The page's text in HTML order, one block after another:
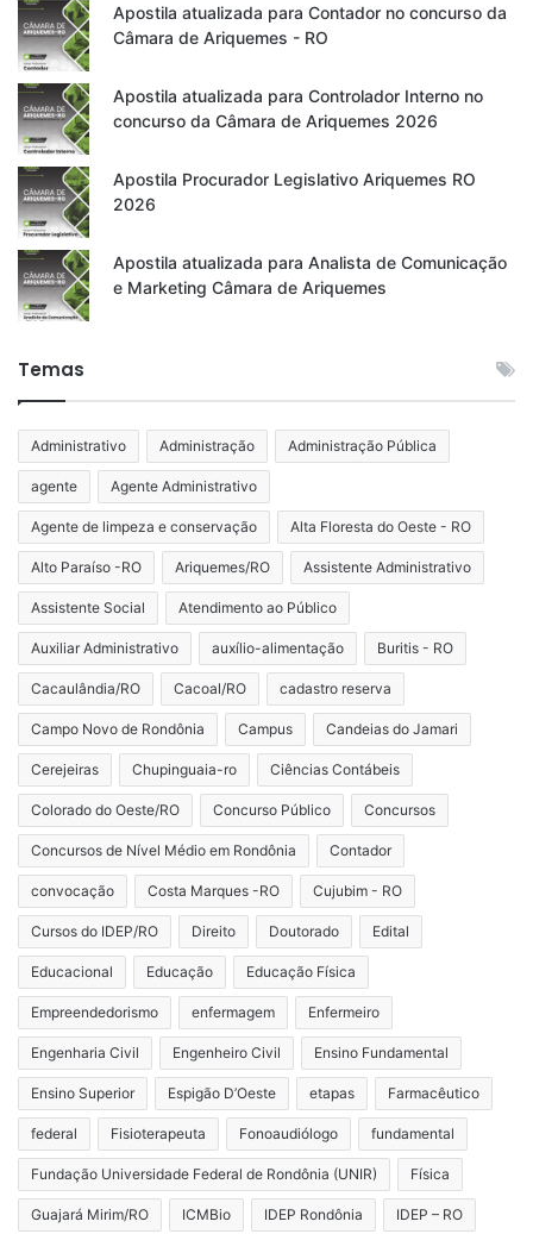
Apostila atualizada para Contador no concurso da
Câmara de Ariquemes - RO
Apostila atualizada para Controlador Interno no
concurso da Câmara de Ariquemes 2026
Apostila Procurador Legislativo Ariquemes RO
2026
Apostila atualizada para Analista de Comunicação
e Marketing Câmara de Ariquemes
Temas
Administrativo Administração Administração Pública
agente Agente Administrativo
Agente de limpeza e conservação Alta Floresta do Oeste - RO
Alto Paraíso -RO Ariquemes/RO Assistente Administrativo
Assistente Social Atendimento ao Público
Auxiliar Administrativo auxílio-alimentação Buritis - RO
Cacaulândia/RO Cacoal/RO cadastro reserva
Campo Novo de Rondônia Campus Candeias do Jamari
Cerejeiras Chupinguaia-ro Ciências Contábeis
Colorado do Oeste/RO Concurso Público Concursos
Concursos de Nível Médio em Rondônia Contador
convocação Costa Marques -RO Cujubim - RO
Cursos do IDEP/RO Direito Doutorado Edital
Educacional Educação Educação Física
Empreendedorismo enfermagem Enfermeiro
Engenharia Civil Engenheiro Civil Ensino Fundamental
Ensino Superior Espigão D’Oeste etapas Farmacêutico
federal Fisioterapeuta Fonoaudiólogo fundamental
Fundação Universidade Federal de Rondônia (UNIR) Física
Guajará Mirim/RO ICMBio IDEP Rondônia IDEP – RO